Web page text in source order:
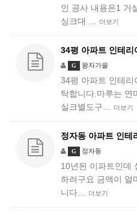
인 공사 내용은1 거
싱크대 …
더보기
34평 아파트 인테리
G 왕자가을
34평 아파트 인테리
탁합니다.마루는 연
실크별도구…
더보기
정자동 아파트 인테
G 정자동
10년된 이파트인데
하려구요 금액이 얼
니다…
더보기